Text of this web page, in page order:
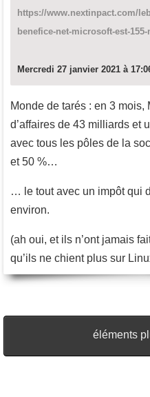
https://www.nextinpact.com/
benefice-net-microsoft-est-
Mercredi 27 janvier 2021 à
Monde de tarés : en 3 mois,
d’affaires de 43 milliards et
avec tous les pôles de la
et 50 %…
… le tout avec un impôt qui
environ.
(ah oui, et ils n’ont jamais
qu’ils ne chient plus sur
éléments